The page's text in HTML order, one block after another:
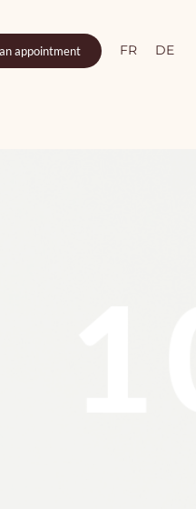
appointment FR DE